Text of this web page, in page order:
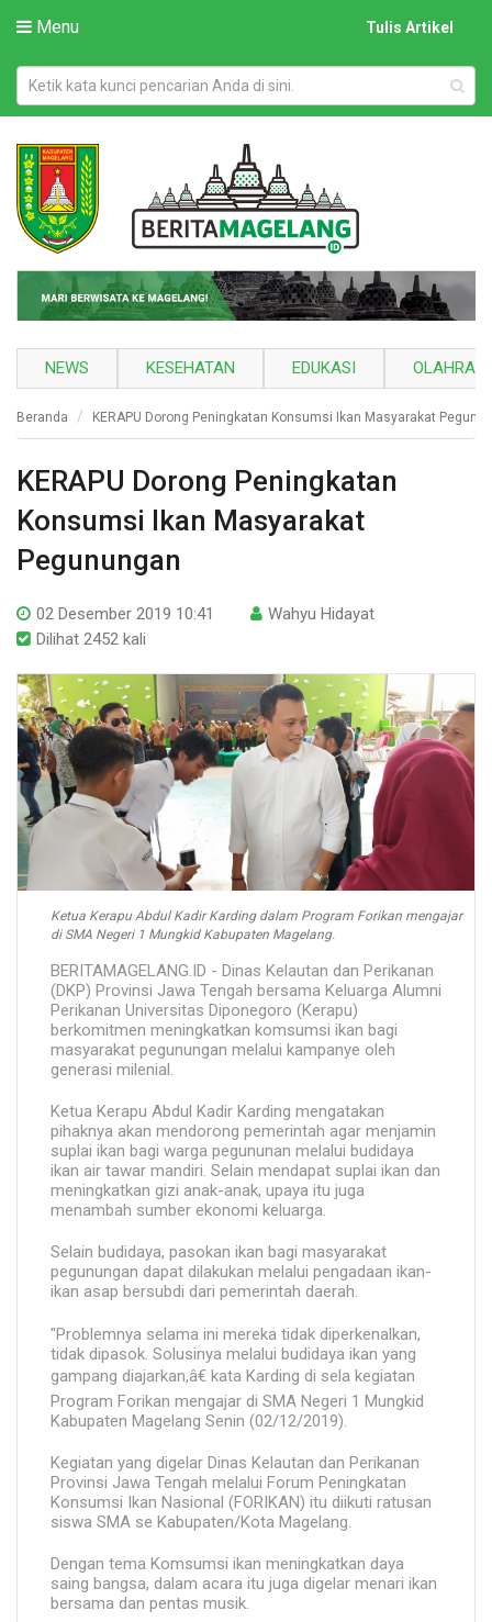
Menu Tulis Artikel
NEWS KESEHATAN EDUKASI
Beranda KERAPU Dorong Peningkatan Konsumsi Ikan Masyarakat
KERAPU Dorong Peningkatan
Konsumsi Ikan Masyarakat
Pegunungan
02 Desember 2019 10:41
Wahyu Hidayat
Dilihat 2452 kali
Ketua Kerapu Abdul Kadir Karding dalam Program Forikan mengajar
di SMA Negeri 1 Mungkid Kabupaten Magelang.
BERITAMAGELANG.ID - Dinas Kelautan dan Perikanan
(DKP) Provinsi Jawa Tengah bersama Keluarga Alumni
Perikanan Universitas Diponegoro (Kerapu)
berkomitmen meningkatkan komsumsi ikan bagi
masyarakat pegunungan melalui kampanye oleh
generasi milenial.
Ketua Kerapu Abdul Kadir Karding mengatakan
pihaknya akan mendorong pemerintah agar menjamin
suplai ikan bagi warga pegununan melalui budidaya
ikan air tawar mandiri. Selain mendapat suplai ikan dan
meningkatkan gizi anak-anak, upaya itu juga
menambah sumber ekonomi keluarga.
Selain budidaya, pasokan ikan bagi masyarakat
pegunungan dapat dilakukan melalui pengadaan ikan-
ikan asap bersubdi dari pemerintah daerah.
"Problemnya selama ini mereka tidak diperkenalkan,
tidak dipasok. Solusinya melalui budidaya ikan yang
gampang diajarkan,â€ kata Karding di sela kegiatan
Program Forikan mengajar di SMA Negeri 1 Mungkid
Kabupaten Magelang Senin (02/12/2019).
Kegiatan yang digelar Dinas Kelautan dan Perikanan
Provinsi Jawa Tengah melalui Forum Peningkatan
Konsumsi Ikan Nasional (FORIKAN) itu diikuti ratusan
siswa SMA se Kabupaten/Kota Magelang.
Dengan tema Komsumsi ikan meningkatkan daya
saing bangsa, dalam acara itu juga digelar menari ikan
bersama dan pentas musik.